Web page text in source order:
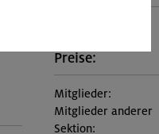
Preise:
Mitglieder:
Mitglieder anderer
Sektion: